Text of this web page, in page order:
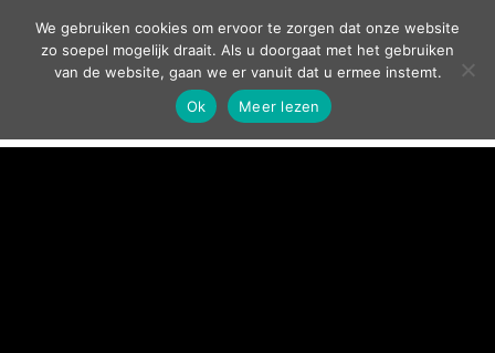
contact
We gebruiken cookies om ervoor te zorgen dat onze website
zo soepel mogelijk draait. Als u doorgaat met het gebruiken
van de website, gaan we er vanuit dat u ermee instemt.
Ok
Meer lezen